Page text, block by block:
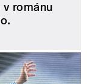
románu